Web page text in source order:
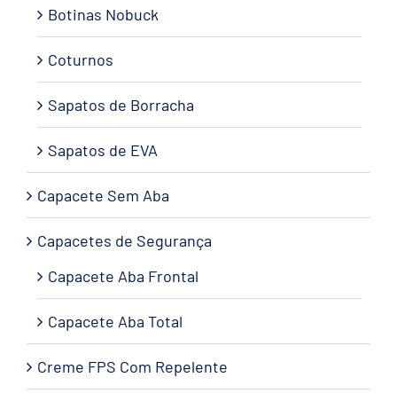
Botinas Nobuck
Coturnos
Sapatos de Borracha
Sapatos de EVA
Capacete Sem Aba
Capacetes de Segurança
Capacete Aba Frontal
Capacete Aba Total
Creme FPS Com Repelente